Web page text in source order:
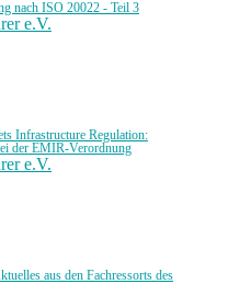
nach ISO 20022 - Teil 3
e.V.
Infrastructure Regulation:
der EMIR-Verordnung
e.V.
aus den Fachressorts des